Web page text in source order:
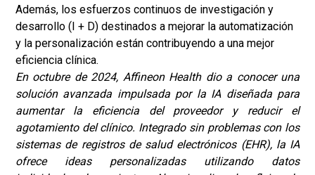
Además, los esfuerzos continuos de investigación y
desarrollo (I + D) destinados a mejorar la automatización
y la personalización están contribuyendo a una mejor
eficiencia clínica.
En octubre de 2024, Affineon Health dio a conocer una
solución avanzada impulsada por la IA diseñada para
aumentar la eficiencia del proveedor y reducir el
agotamiento del clínico. Integrado sin problemas con los
sistemas de registros de salud electrónicos (EHR), la IA
ofrece ideas personalizadas utilizando datos